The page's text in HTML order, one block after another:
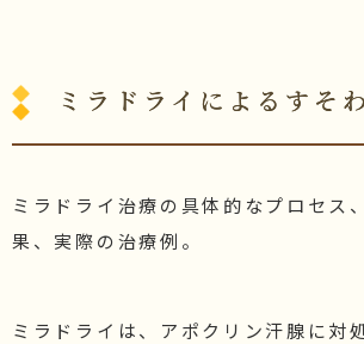
ミラドライによるすそ
ミラドライ治療の具体的なプロセス
果、実際の治療例。
ミラドライは、アポクリン汗腺に対